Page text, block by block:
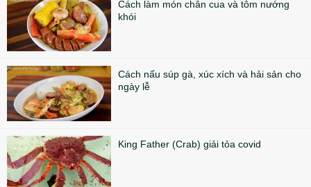
Cách làm món chân cua và tôm nướng
khói
Cách nấu súp gà, xúc xích và hải sản cho
ngày lễ
King Father (Crab) giải tỏa covid